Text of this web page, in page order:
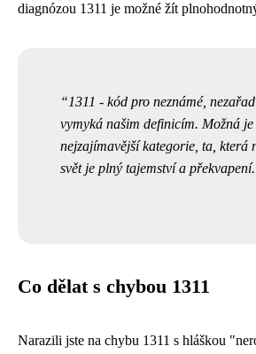
diagnózou 1311 je možné žít
1311 - kód pro neznámé,
vymyká našim definicím. Možná
nejzajímavější kategorie, ta, která
svět je plný tajemství a překvapení.
Co dělat s chybou 1311
Narazili jste na chybu 1311 s hláškou